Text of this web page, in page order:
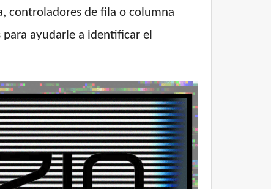
controladores de fila o columna
ayudarle a identificar el